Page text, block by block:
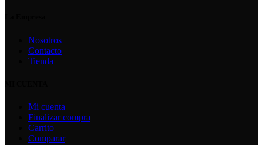
Nosotros
Contacto
Tienda
Mi cuenta
Finalizar compra
Carrito
Comparar